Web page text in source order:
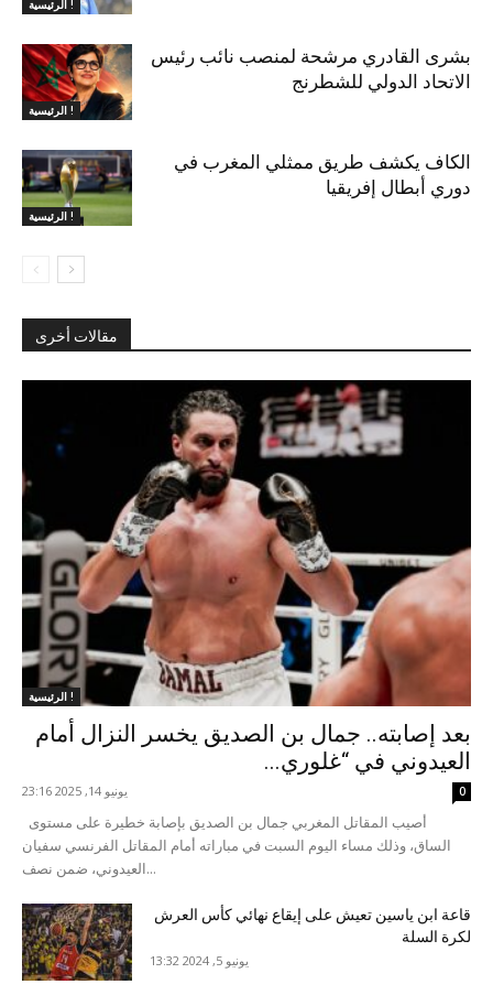
الرئيسية !
الرئيسية !
بشرى القادري مرشحة لمنصب نائب رئيس
الاتحاد الدولي للشطرنج
الرئيسية !
الكاف يكشف طريق ممثلي المغرب في
دوري أبطال إفريقيا
مقالات أخرى
الرئيسية !
بعد إصابته.. جمال بن الصديق يخسر النزال أمام
العيدوني في “غلوري...
يونيو 14, 2025 23:16 0
الساق، وذلك مساء اليوم السبت في مباراته أمام المقاتل الفرنسي سفيان
العيدوني، ضمن نصف...
قاعة ابن ياسين تعيش على إيقاع نهائي كأس العرش
لكرة السلة
يونيو 5, 2024 13:32